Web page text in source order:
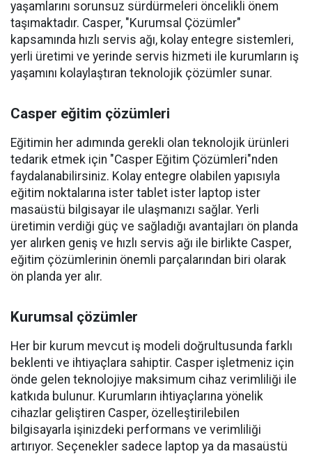
yaşamlarını sorunsuz sürdürmeleri öncelikli önem
taşımaktadır. Casper, "Kurumsal Çözümler"
kapsamında hızlı servis ağı, kolay entegre sistemleri,
yerli üretimi ve yerinde servis hizmeti ile kurumların iş
yaşamını kolaylaştıran teknolojik çözümler sunar.
Casper eğitim çözümleri
Eğitimin her adımında gerekli olan teknolojik ürünleri
tedarik etmek için "Casper Eğitim Çözümleri"nden
faydalanabilirsiniz. Kolay entegre olabilen yapısıyla
eğitim noktalarına ister tablet ister laptop ister
masaüstü bilgisayar ile ulaşmanızı sağlar. Yerli
üretimin verdiği güç ve sağladığı avantajları ön planda
yer alırken geniş ve hızlı servis ağı ile birlikte Casper,
eğitim çözümlerinin önemli parçalarından biri olarak
ön planda yer alır.
Kurumsal çözümler
Her bir kurum mevcut iş modeli doğrultusunda farklı
beklenti ve ihtiyaçlara sahiptir. Casper işletmeniz için
önde gelen teknolojiye maksimum cihaz verimliliği ile
katkıda bulunur. Kurumların ihtiyaçlarına yönelik
cihazlar geliştiren Casper, özelleştirilebilen
bilgisayarla işinizdeki performans ve verimliliği
artırıyor. Seçenekler sadece laptop ya da masaüstü